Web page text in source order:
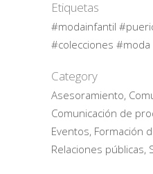
Etiquetas
#modainfantil
#colecciones #moda
Category
Asesoramiento,
Comunicación de
Eventos, Formación
Relaciones públicas,